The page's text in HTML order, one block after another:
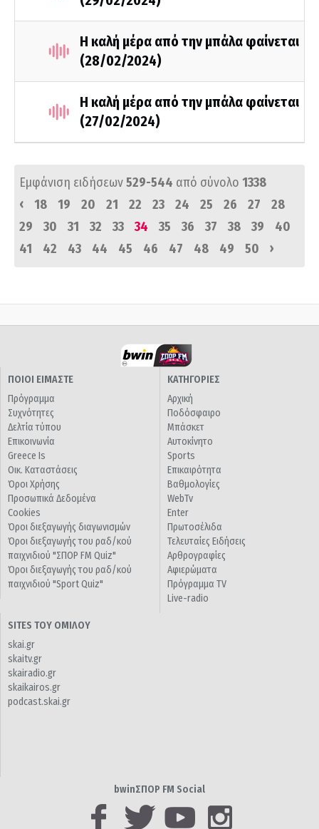
Η καλή μέρα από την μπάλα φαίνεται
(28/02/2024)
Η καλή μέρα από την μπάλα φαίνεται
(27/02/2024)
Εμφάνιση ειδήσεων529-544 από σύνολο 1338
‹
18 19 20 21 22 23 24 25 26 27
28
29
30 31 32 33 34 35 36 37 38 39
40
41
42 43 44 45 46 47 48 49 50 ›
ΠΟΙΟΙ ΕΙΜΑΣΤΕ
Πρόγραμμα
Συχνότητες
Δελτία τύπου
Επικοινωνία
Greece Is
Οικ. Καταστάσεις
Όροι Χρήσης
Προσωπικά Δεδομένα
Cookies
Όροι διεξαγωγής διαγωνισμών
Όροι διεξαγωγής του ραδ/κού
παιχνιδιού "ΣΠΟΡ FM Quiz"
Όροι διεξαγωγής του ραδ/κού
παιχνιδιού "Sport Quiz"
ΚΑΤΗΓΟΡΙΕΣ
Αρχική
Ποδόσφαιρο
Μπάσκετ
Αυτοκίνητο
Sports
Επικαιρότητα
Βαθμολογίες
WebTv
Enter
Πρωτοσέλιδα
Τελευταίες Ειδήσεις
Αρθρογραφίες
Αφιερώματα
Πρόγραμμα TV
Live-radio
SITES ΤΟΥ ΟΜΙΛΟΥ
skai.gr
skaitv.gr
skairadio.gr
skaikairos.gr
podcast.skai.gr
bwinΣΠΟΡ FM Social